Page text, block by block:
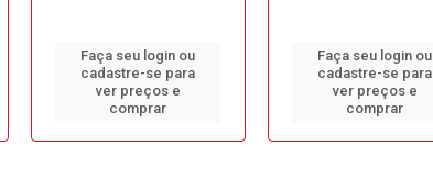
Faça seu login ou
cadastre-se para
ver preços e
comprar
Faça seu login ou
cadastre-se para
ver preços e
comprar